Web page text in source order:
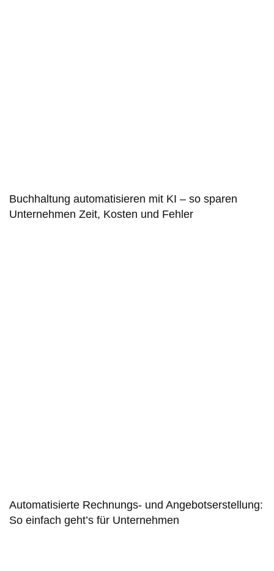
Buch­haltung auto­matisieren mit KI – so sparen
Unternehmen Zeit, Kosten und Fehler
Automatisierte Rechnungs- und Angebotserstellung:
So einfach geht’s für Unternehmen